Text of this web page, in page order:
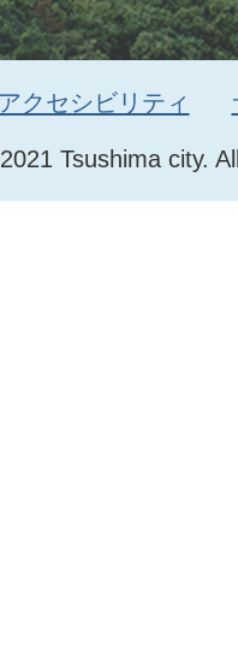
Tsushima city.
クセシビリティ